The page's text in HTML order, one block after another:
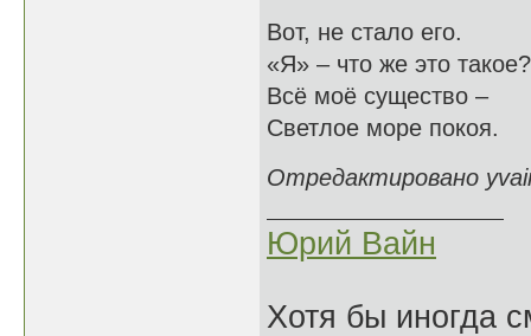
Вот, не стало его.
«Я» – что же это такое?
Всё моё существо –
Светлое море покоя.
Отредактировано
Юрий Вайн
Хотя бы иногда